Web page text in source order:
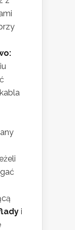
i